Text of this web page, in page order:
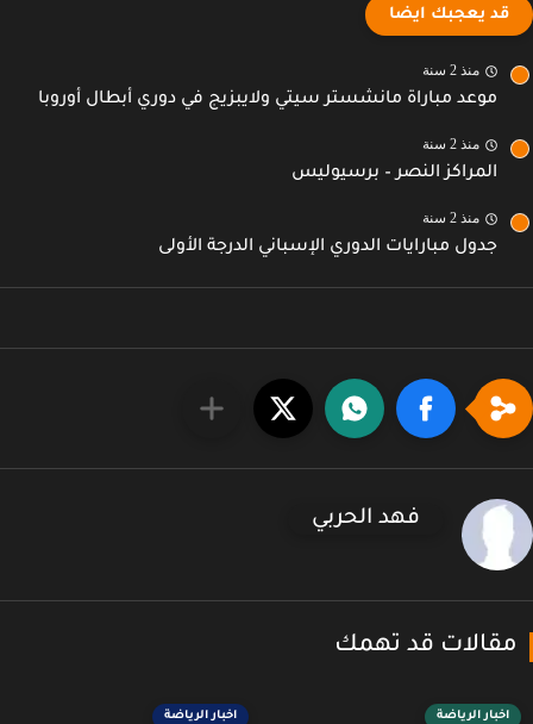
قد يعجبك ايضا
منذ 2 سنة
موعد مباراة مانشستر سيتي ولايبزيج في دوري أبطال أوروبا
منذ 2 سنة
المراكز النصر – برسيوليس
منذ 2 سنة
جدول مبارايات الدوري الإسباني الدرجة الأولى
فهد الحربي
قد تهمك
اخبار الرياضة اخبار الرياضة